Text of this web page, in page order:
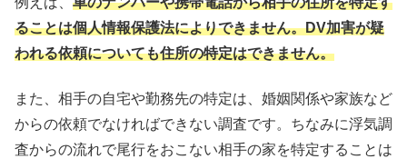
ることは個人情報保護法によりできません。DV加害が疑
われる依頼についても住所の特定はできません。
また、相手の自宅や勤務先の特定は、婚姻関係や家族など
からの依頼でなければできない調査です。ちなみに浮気調
査からの流れで尾行をおこない相手の家を特定することは